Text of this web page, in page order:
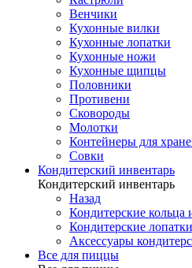
Венчики
Кухонные вилки
Кухонные лопатки
Кухонные ножи
Кухонные щипцы
Половники
Противени
Сковороды
Молотки
Контейнеры для
Совки
Кондитерский инвентарь
Кондитерский инвентарь
Назад
Кондитерские
Кондитерские
Аксессуары
Все для пиццы